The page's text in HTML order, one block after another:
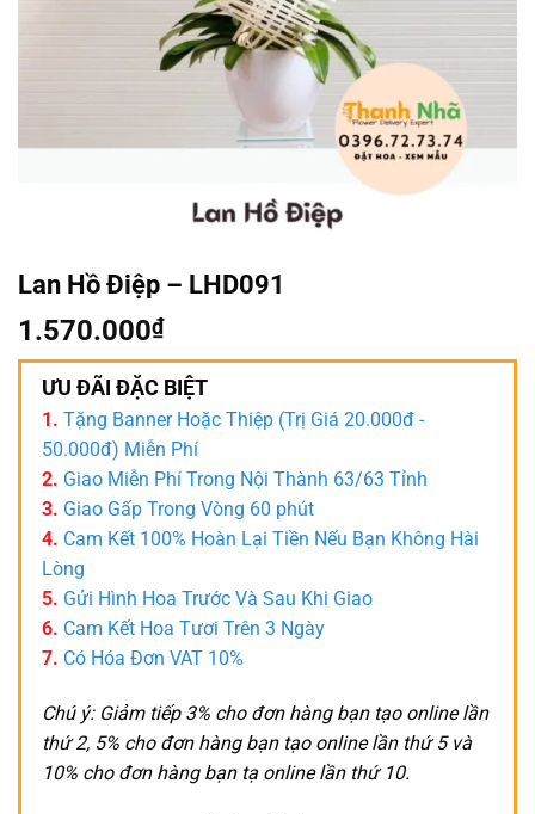
Lan Hồ Điệp – LHD091
1.570.000₫
ƯU ĐÃI ĐẶC BIỆT
1. Tặng Banner Hoặc Thiệp (Trị Giá 20.000đ -
50.000đ) Miễn Phí
2. Giao Miễn Phí Trong Nội Thành 63/63 Tỉnh
3. Giao Gấp Trong Vòng 60 phút
4. Cam Kết 100% Hoàn Lại Tiền Nếu Bạn Không Hài
Lòng
5. Gửi Hình Hoa Trước Và Sau Khi Giao
6. Cam Kết Hoa Tươi Trên 3 Ngày
7. Có Hóa Đơn VAT 10%
Chú ý: Giảm tiếp 3% cho đơn hàng bạn tạo online lần
thứ 2, 5% cho đơn hàng bạn tạo online lần thứ 5 và
10% cho đơn hàng bạn tạ online lần thứ 10.